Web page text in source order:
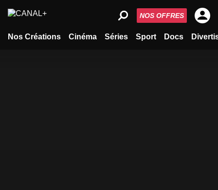
Nos Créations Cinéma Séries Sport Docs
NOS OFFRES